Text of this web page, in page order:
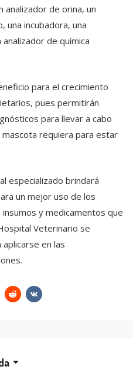
analizador de orina, un
incubadora, una
de química
para el crecimiento
pues permitirán
para llevar a cabo
requiera para estar
especializado brindará
un mejor uso de los
y medicamentos que
Veterinario se
en las